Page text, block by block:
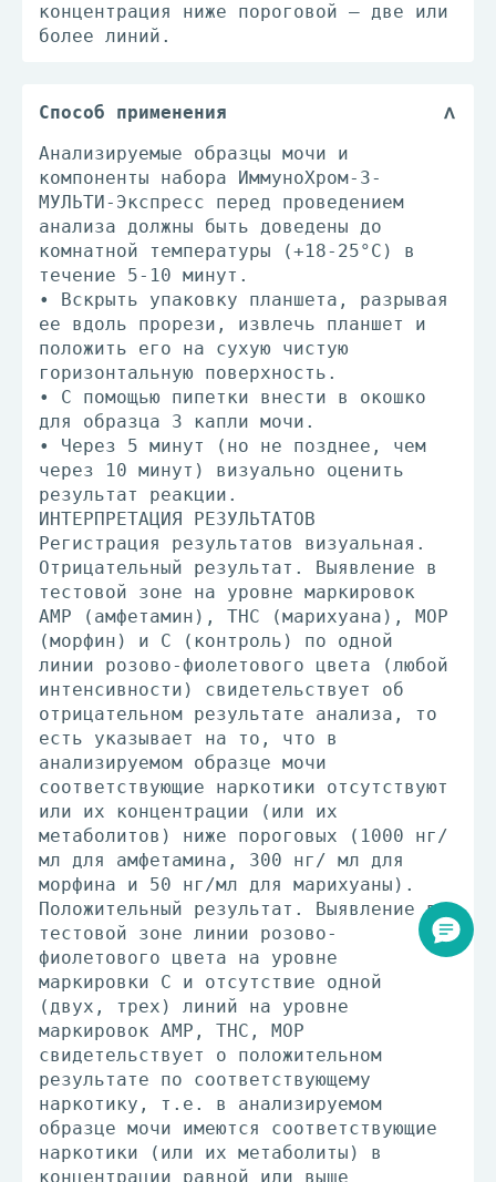
концентрация ниже пороговой – две или
более линий.
Способ применения
Анализируемые образцы мочи и
компоненты набора ИммуноХром-3-
МУЛЬТИ-Экспресс перед проведением
анализа должны быть доведены до
комнатной температуры (+18-25°С) в
течение 5-10 минут.
• Вскрыть упаковку планшета, разрывая
ее вдоль прорези, извлечь планшет и
положить его на сухую чистую
горизонтальную поверхность.
• С помощью пипетки внести в окошко
для образца 3 капли мочи.
• Через 5 минут (но не позднее, чем
через 10 минут) визуально оценить
результат реакции.
ИНТЕРПРЕТАЦИЯ РЕЗУЛЬТАТОВ
Регистрация результатов визуальная.
Отрицательный результат. Выявление в
тестовой зоне на уровне маркировок
АМР (амфетамин), ТНС (марихуана), МОР
(морфин) и С (контроль) по одной
линии розово-фиолетового цвета (любой
интенсивности) свидетельствует об
отрицательном результате анализа, то
есть указывает на то, что в
анализируемом образце мочи
соответствующие наркотики отсутствуют
или их концентрации (или их
метаболитов) ниже пороговых (1000 нг/
мл для амфетамина, 300 нг/ мл для
морфина и 50 нг/мл для марихуаны).
Положительный результат. Выявление в
тестовой зоне линии розово-
фиолетового цвета на уровне
маркировки С и отсутствие одной
(двух, трех) линий на уровне
маркировок АМР, ТНС, МОР
свидетельствует о положительном
результате по соответствующему
наркотику, т.е. в анализируемом
образце мочи имеются соответствующие
наркотики (или их метаболиты) в
концентрации равной или выше